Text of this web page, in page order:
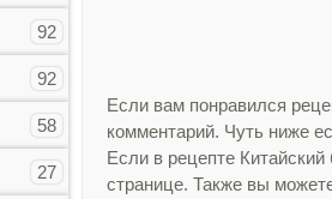
Если вам понравился
комментарий. Чуть ниже
Если в рецепте
странице. Также вы
92
92
58
27